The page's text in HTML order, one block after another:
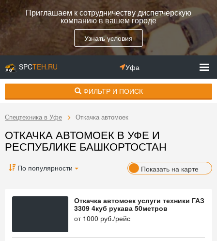
Приглашаем к сотрудничеству диспетчерскую
компанию в вашем городе
Узнать условия
SPCTEH.RU Уфа
ФИЛЬТР И ПОИСК
Спецтехника в Уфе Откачка автомоек
ОТКАЧКА АВТОМОЕК В УФЕ И
РЕСПУБЛИКЕ БАШКОРТОСТАН
По популярности Показать на карте
Откачка автомоек услуги техники ГАЗ
3309 4куб рукава 50метров
от 1000 руб./рейс